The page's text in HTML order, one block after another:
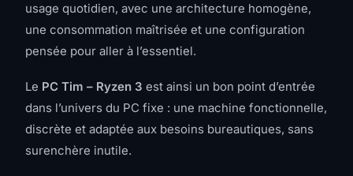
usage quotidien, avec une architecture homogène,
une consommation maîtrisée et une configuration
pensée pour aller à l’essentiel.
Le PC Tim – Ryzen 3 est ainsi un bon point d’entrée
dans l’univers du PC fixe : une machine fonctionnelle,
discrète et adaptée aux besoins bureautiques, sans
surenchère inutile.